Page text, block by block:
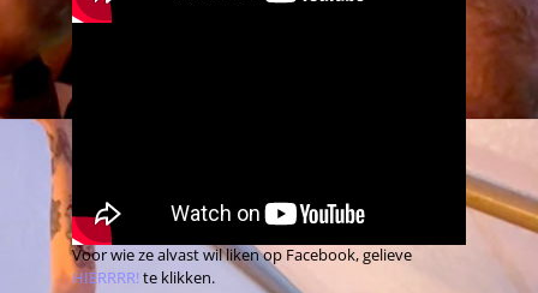
Voor wie ze alvast wil liken op Facebook, gelieve
HIERRRR! te klikken.